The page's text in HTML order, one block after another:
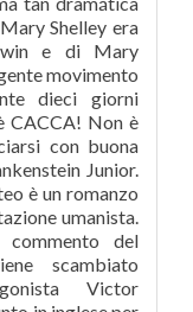
Shelley era
e di Mary
movimento
dieci giorni
CACCA! Non è
con buona
Junior.
è un romanzo
umanista.
commento del
scambiato
Victor